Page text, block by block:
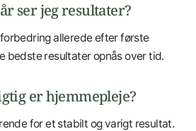
ser jeg resultater?
allerede efter første
bedste resultater opnås over tid.
er hjemmepleje?
for et stabilt og varigt resultat.